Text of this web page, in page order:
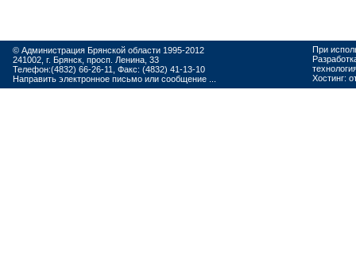
© Администрация Брянской области 1995-2012
241002, г. Брянск, просп. Ленина, 33
Телефон:(4832) 66-26-11, Факс: (4832) 41-13-10
Направить электронное письмо или сообщение ...
При
Хостинг: